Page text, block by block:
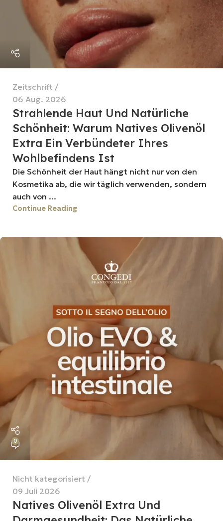
Zeitschrift
06 Aug. 2026
Strahlende Haut Und Natürliche
Schönheit: Warum Natives Olivenöl
Extra Ein Verbündeter Ihres
Wohlbefindens Ist
Die Schönheit der Haut hängt nicht nur von den
Kosmetika ab, die wir täglich verwenden, sondern
auch von ...
Continue Reading
0
Nicht kategorisiert
09 Juli 2026
Natives Olivenöl Extra Und